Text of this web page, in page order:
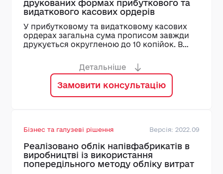
друкованих формах прибуткового та
видаткового касових ордерів
У прибутковому та видатковому касових
ордерах загальна сума прописом завжди
друкується округленою до 10 копійок. В
залежності від налаштувань глобального
параметра CASHDOC Налаштування обліку
каси чекбоксу поля Друкувати суми в
табличній області з округленням
Замовити консультацію
Детальніше
Бізнес та галузеві рішення Версія: 2022.09
Реалізовано облік напівфабрикатів в
виробництві із використання
попередільного методу обліку витрат